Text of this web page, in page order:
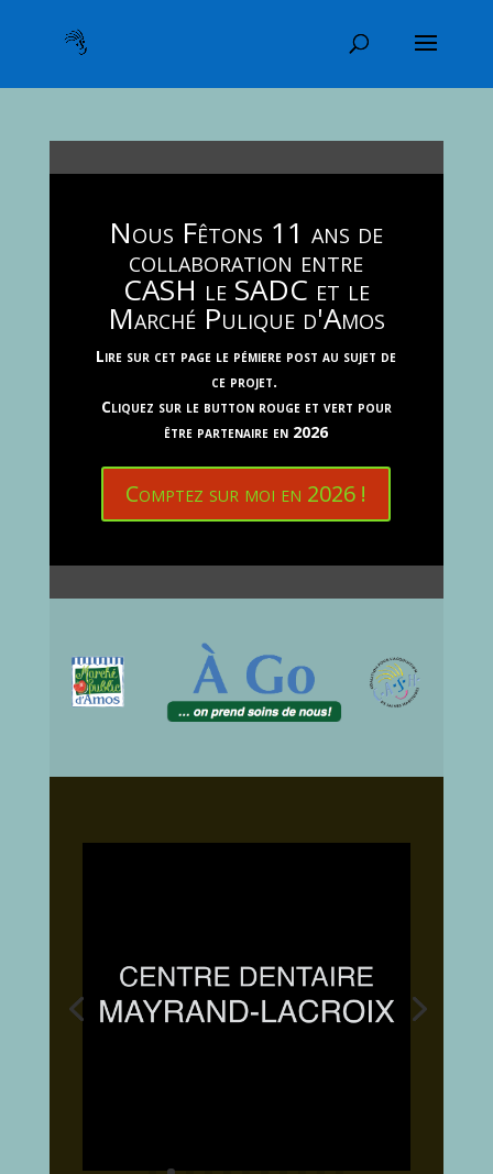
Nous Fêtons 11 ans de
collaboration entre
CASH le SADC et le
Marché Pulique d'Amos
Lire sur cet page le pémiere post au sujet de
ce projet.
Cliquez sur le button rouge et vert pour
être partenaire en 2026
Comptez sur moi en 2026 !